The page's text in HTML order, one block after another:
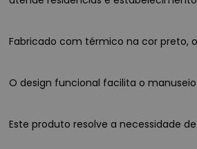
Fabricado com térmico na cor preto,
O design funcional facilita o
Este produto resolve a necessidade